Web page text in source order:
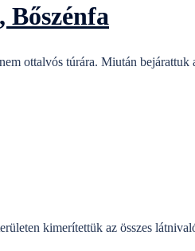
Bőszénfa
ottalvós túrára. Miután
kimerítettük az összes